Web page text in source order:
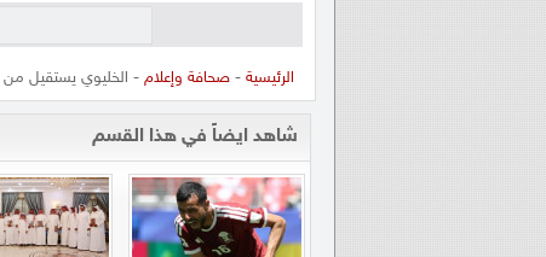
الرئيسية -صحافة وإعلام - الخليوي يستقيل من
شاهد ايضاً في هذا القسم